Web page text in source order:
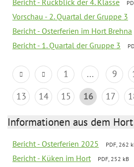
Bericht - Rückblick der 4. Klasse
Vorschau - 2. Quartal der Gruppe 3
Bericht - Osterferien im Hort Brehna
Bericht - 1. Quartal der Gruppe 3
1 ... 9
13
14 15 16 17
Informationen aus dem
Bericht - Osterferien 2025 PDF, 262
Bericht - Küken im Hort PDF, 252 kB